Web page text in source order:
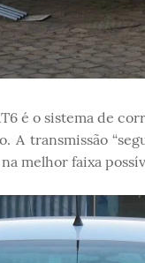
é o sistema de
A transmissão
melhor faixa